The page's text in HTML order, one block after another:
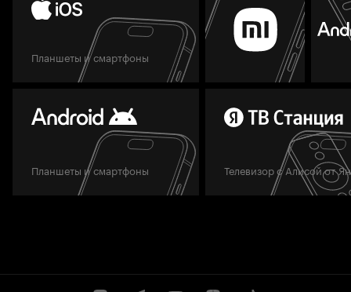
Планшеты и смартфоны
Планшеты и смартфоны Телевизор с Алисой от